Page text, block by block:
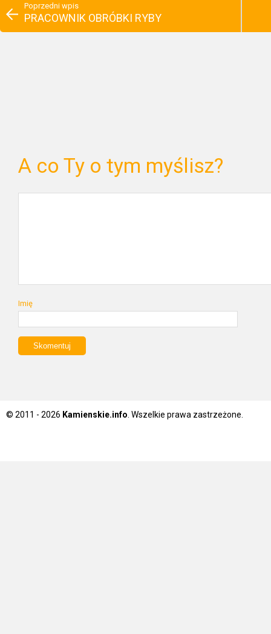
Poprzedni wpis
PRACOWNIK OBRÓBKI RYBY
A co Ty o tym myślisz?
Imię
© 2011 - 2026 Kamienskie.info . Wszelkie prawa zastrzeżone.